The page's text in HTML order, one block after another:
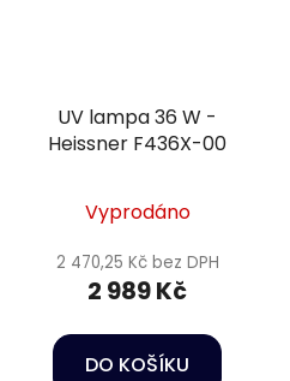
UV lampa 36 W -
Heissner F436X-00
Vyprodáno
2 470,25 Kč bez DPH
2 989 Kč
DO KOŠÍKU